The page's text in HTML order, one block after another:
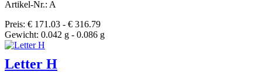
Artikel-Nr.: A
Preis: € 171.03 - € 316.79
Gewicht: 0.042 g - 0.086 g
Letter H